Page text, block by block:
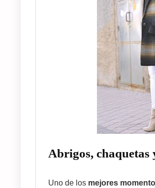
Abrigos, chaquetas
Uno de los mejores